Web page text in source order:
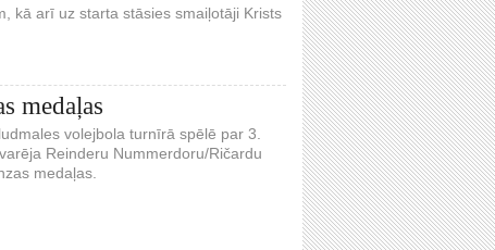
kā arī uz starta stāsies smaiļotāji Krists
medaļas
volejbola turnīrā spēlē par 3.
Reinderu Nummerdoru/Ričardu
medaļas.